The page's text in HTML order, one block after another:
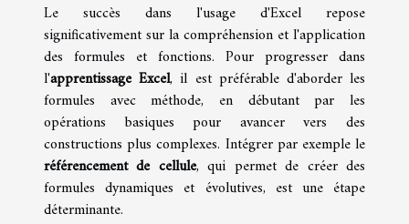
Le succès dans l'usage d'Excel repose
significativement sur la compréhension et l'application
des formules et fonctions. Pour progresser dans
l'apprentissage Excel, il est préférable d'aborder les
formules avec méthode, en débutant par les
opérations basiques pour avancer vers des
constructions plus complexes. Intégrer par exemple le
référencement de cellule, qui permet de créer des
formules dynamiques et évolutives, est une étape
déterminante.